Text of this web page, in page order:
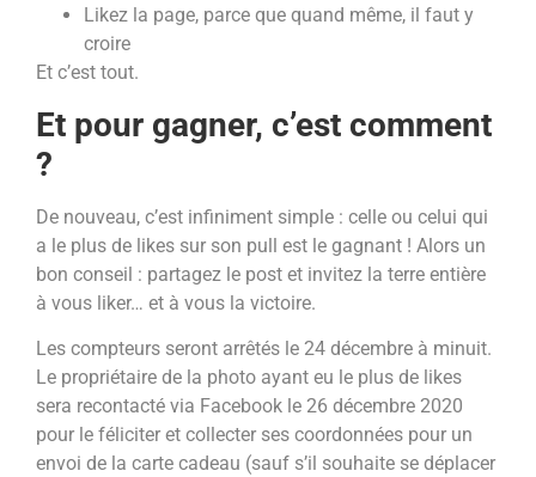
Likez la page, parce que quand même, il faut y
croire
Et c’est tout.
Et pour gagner, c’est comment
?
De nouveau, c’est infiniment simple : celle ou celui qui
a le plus de likes sur son pull est le gagnant ! Alors un
bon conseil : partagez le post et invitez la terre entière
à vous liker… et à vous la victoire.
Les compteurs seront arrêtés le 24 décembre à minuit.
Le propriétaire de la photo ayant eu le plus de likes
sera recontacté via Facebook le 26 décembre 2020
pour le féliciter et collecter ses coordonnées pour un
envoi de la carte cadeau (sauf s’il souhaite se déplacer